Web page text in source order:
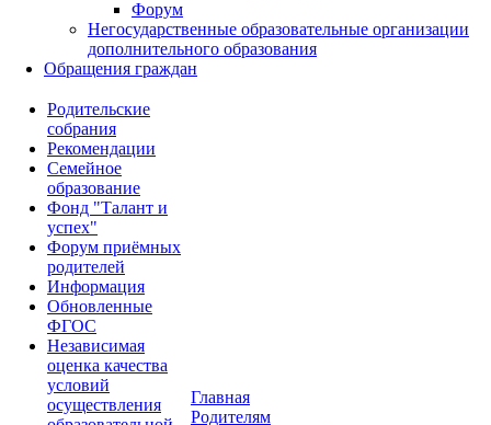
Форум
Негосударственные образовательные организации
дополнительного образования
Обращения граждан
Родительские
собрания
Рекомендации
Семейное
образование
Фонд "Талант и
успех"
Форум приёмных
родителей
Информация
Обновленные
ФГОС
Независимая
оценка качества
условий
осуществления
Главная
Родителям